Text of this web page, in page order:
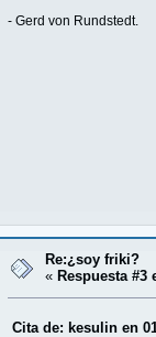
- Gerd von Rundstedt.
Re:¿soy friki?
« Respuesta #3
Cita de: kesulin en